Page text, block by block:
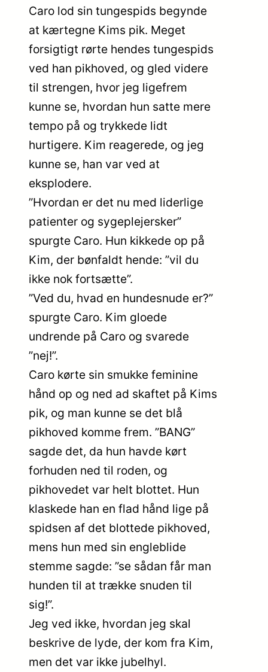
Caro lod sin tungespids begynde
at kærtegne Kims pik. Meget
forsigtigt rørte hendes tungespids
ved han pikhoved, og gled videre
til strengen, hvor jeg ligefrem
kunne se, hvordan hun satte mere
tempo på og trykkede lidt
hurtigere. Kim reagerede, og jeg
kunne se, han var ved at
eksplodere.
”Hvordan er det nu med liderlige
patienter og sygeplejersker”
spurgte Caro. Hun kikkede op på
Kim, der bønfaldt hende: ”vil du
ikke nok fortsætte”.
”Ved du, hvad en hundesnude er?”
spurgte Caro. Kim gloede
undrende på Caro og svarede
”nej!”.
Caro kørte sin smukke feminine
hånd op og ned ad skaftet på Kims
pik, og man kunne se det blå
pikhoved komme frem. ”BANG”
sagde det, da hun havde kørt
forhuden ned til roden, og
pikhovedet var helt blottet. Hun
klaskede han en flad hånd lige på
spidsen af det blottede pikhoved,
mens hun med sin engleblide
stemme sagde: ”se sådan får man
hunden til at trække snuden til
sig!”.
Jeg ved ikke, hvordan jeg skal
beskrive de lyde, der kom fra Kim,
men det var ikke jubelhyl.